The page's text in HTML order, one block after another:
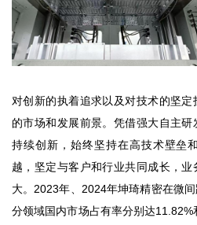
对创新的执着追求以及对技术的坚
的市场和发展前景。凭借强大自主研
持续创新，始终坚持在高技术壁垒
越，坚定与客户和行业共同成长，
大。2023年、2024年坤琦精密在微
分领域国内市场占有率分别达